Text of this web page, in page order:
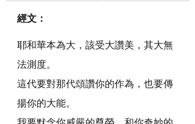
經文：
耶和華本為大，該受大讚美，其大無
法測度。
這代要對那代頌讚你的作為，也要傳
揚你的大能。
我要默念你威嚴的尊榮，和你奇妙的